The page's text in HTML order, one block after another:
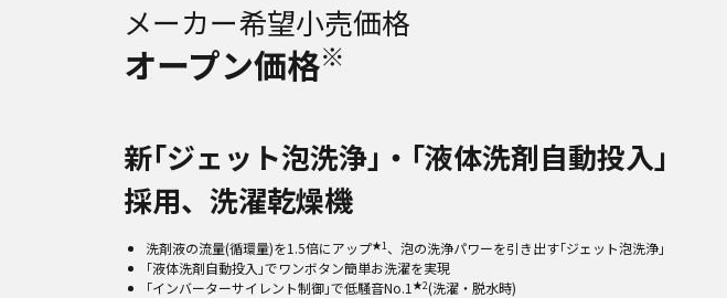
メーカー希望小売価格
オープン価格※
新｢ジェット泡洗浄｣・｢液体洗剤自動投入｣
採用、洗濯乾燥機
洗剤液の流量(循環量)を1.5倍にアップ★1 、泡の洗浄パワーを引き出す｢ジェット泡洗浄｣
｢液体洗剤自動投入｣でワンボタン簡単お洗濯を実現
｢インバーターサイレント制御｣で低騒音No.1★2(洗濯・脱水時)